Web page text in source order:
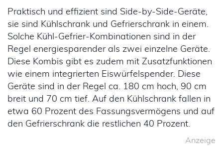
Praktisch und effizient sind Side-by-Side-Geräte,
sie sind Kühlschrank und Gefrierschrank in einem.
Solche Kühl-Gefrier-Kombinationen sind in der
Regel energiesparender als zwei einzelne Geräte.
Diese Kombis gibt es zudem mit Zusatzfunktionen
wie einem integrierten Eiswürfelspender. Diese
Geräte sind in der Regel ca. 180 cm hoch, 90 cm
breit und 70 cm tief. Auf den Kühlschrank fallen in
etwa 60 Prozent des Fassungsvermögens und auf
den Gefrierschrank die restlichen 40 Prozent.
Anzeige